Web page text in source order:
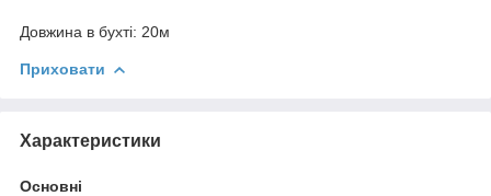
Довжина в бухті: 20м
Приховати
Характеристики
Основні